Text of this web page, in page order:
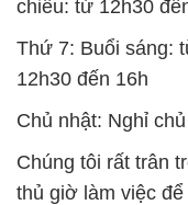
chiều: từ 12h30
Thứ 7: Buổi sáng:
12h30 đến 16h
Chủ nhật: Nghỉ
Chúng tôi rất trân
thủ giờ làm việc